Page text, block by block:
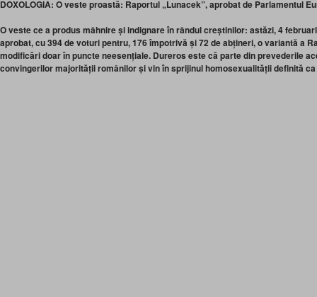
DOXOLOGIA: O veste proastă: Raportul „Lunacek”, aprobat de Parlamentul
O veste ce a produs mâhnire și indignare în rândul creștinilor: astăzi, 4
aprobat, cu 394 de voturi pentru, 176 împotrivă și 72 de abțineri, o variantă a
modificări doar în puncte neesențiale. Dureros este că parte din prevederile
convingerilor majorității românilor și vin în sprijinul homosexualității definită